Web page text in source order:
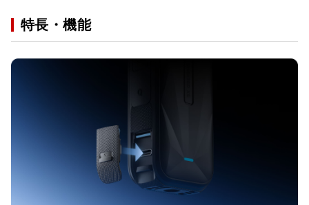
特長・機能